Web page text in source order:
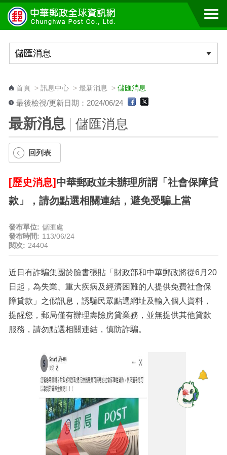
跳到主要內容區塊
首頁> 訊息中心> 最新消息 > 儲匯消息
最後檢視/更新日期：2024/06/24
最新消息 儲匯消息
回列表
[歷史消息] 中華郵政並未辦理所謂「社會保障貸
款」，請勿點選相關連結，避免受騙上當
發布單位: 儲匯處
發布時間: 113/06/24
閱次: 24404
近日有詐騙集團於臉書張貼「財政部和中華郵政將從6月20
日起，為失業、重大疾病及經濟困難的人提供免費社會保
障貸款」之假訊息，誘騙民眾點選網址及輸入個人資料，
提醒您，郵局僅有辦理壽險房貸業務，並無提供其他貸款
服務，請勿點選相關連結，慎防詐騙。